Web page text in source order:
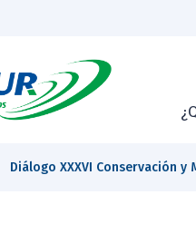
Diálogo XXXVI Conservación